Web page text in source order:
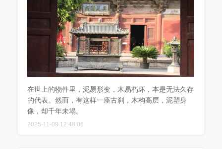
在世上的物件里，泥易形变，木易朽坏，本是无法久存
的代表。然而，有这样一座古刹，木构高层，泥塑身
像，却千年未塌。
2025-11-09 12:48:06